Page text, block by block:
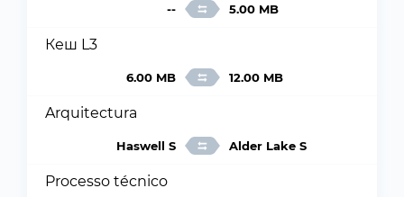
-- 5.00 MB
Кеш L3
6.00 MB 12.00 MB
Arquitectura
Haswell S Alder Lake S
Processo técnico